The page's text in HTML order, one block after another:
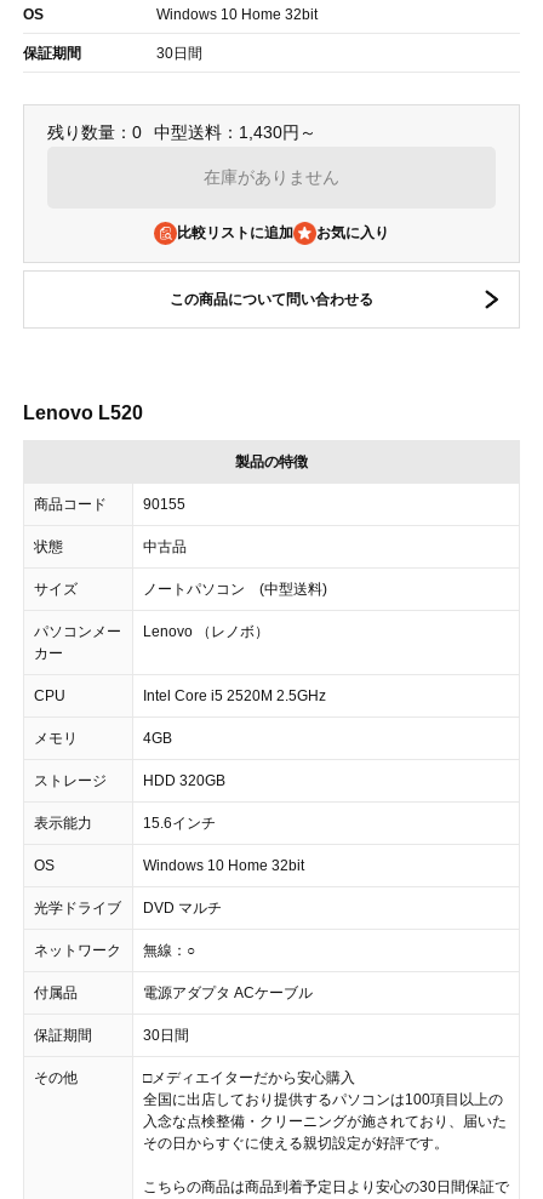
OS Windows 10 Home 32bit
保証期間 30日間
残り数量：0 中型送料：1,430円～
在庫がありません
比較リストに追加
この商品について問い合わせる
Lenovo L520
製品の特徴
商品コード 90155
状態 中古品
サイズ ノートパソコン (中型送料)
パソコンメー
カー
Lenovo （レノボ）
CPU Intel Core i5 2520M 2.5GHz
メモリ 4GB
ストレージ HDD 320GB
表示能力 15.6インチ
OS Windows 10 Home 32bit
光学ドライブ DVD マルチ
ネットワーク 無線：○
付属品 電源アダプタ ACケーブル
保証期間 30日間
その他
□メディエイターだから安心購入
全国に出店しており提供するパソコンは100項目以上の
入念な点検整備・クリーニングが施されており、届いた
その日からすぐに使える親切設定が好評です。
こちらの商品は商品到着予定日より安心の30日間保証で